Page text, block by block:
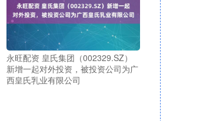
永旺配资 皇氏集团（002329.SZ）
新增一起对外投资，被投资公司为广
西皇氏乳业有限公司